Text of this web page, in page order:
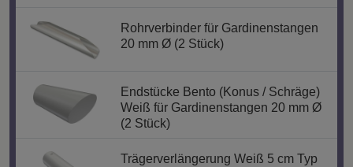
Rohrverbinder für Gardinenstangen
20 mm Ø (2 Stück)
Endstücke Bento (Konus / Schräge)
Weiß für Gardinenstangen 20 mm Ø
(2 Stück)
Trägerverlängerung Weiß 5 cm Typ